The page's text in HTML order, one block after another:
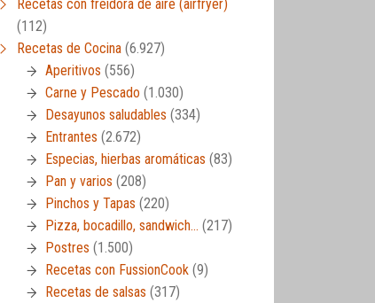
Recetas con freidora de aire (airfryer)
(112)
Recetas de Cocina (6.927)
Aperitivos (556)
Carne y Pescado (1.030)
Desayunos saludables (334)
Entrantes (2.672)
Especias, hierbas aromáticas (83)
Pan y varios (208)
Pinchos y Tapas (220)
Pizza, bocadillo, sandwich… (217)
Postres (1.500)
Recetas con FussionCook (9)
Recetas de salsas (317)